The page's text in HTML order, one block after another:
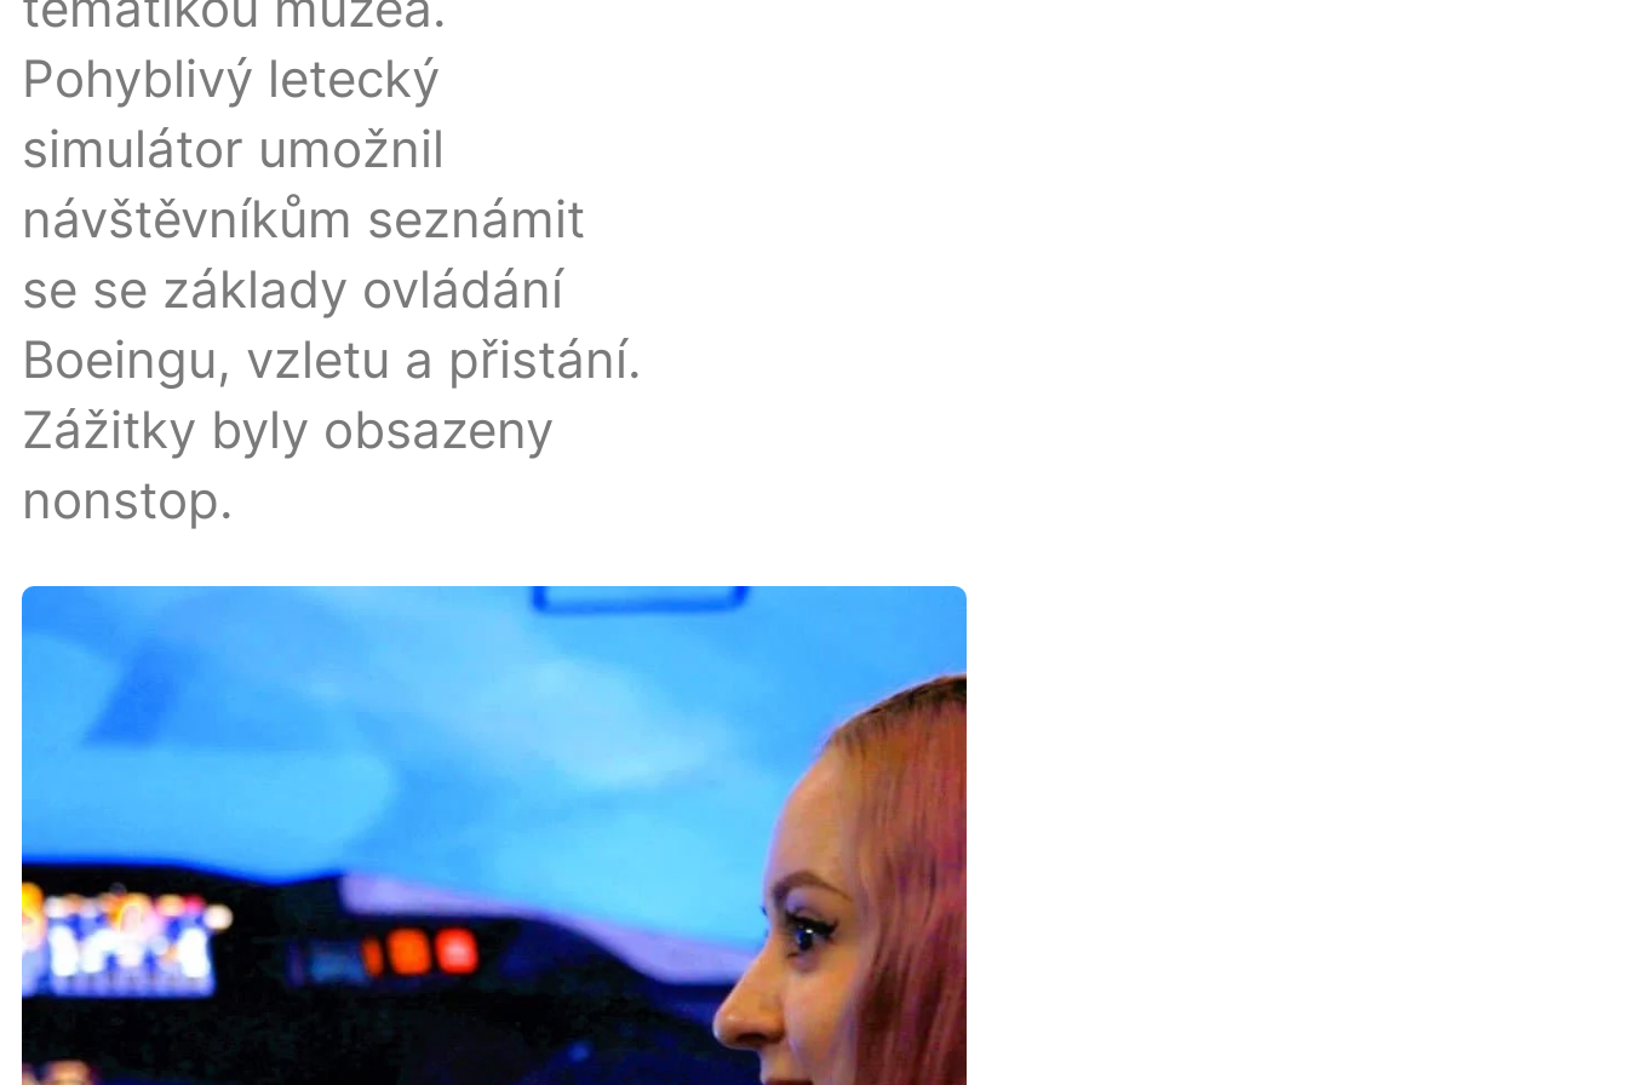
Pohyblivý letecký
simulátor umožnil
návštěvníkům seznámit
se se základy ovládání
Boeingu, vzletu a přistání.
Zážitky byly obsazeny
nonstop.